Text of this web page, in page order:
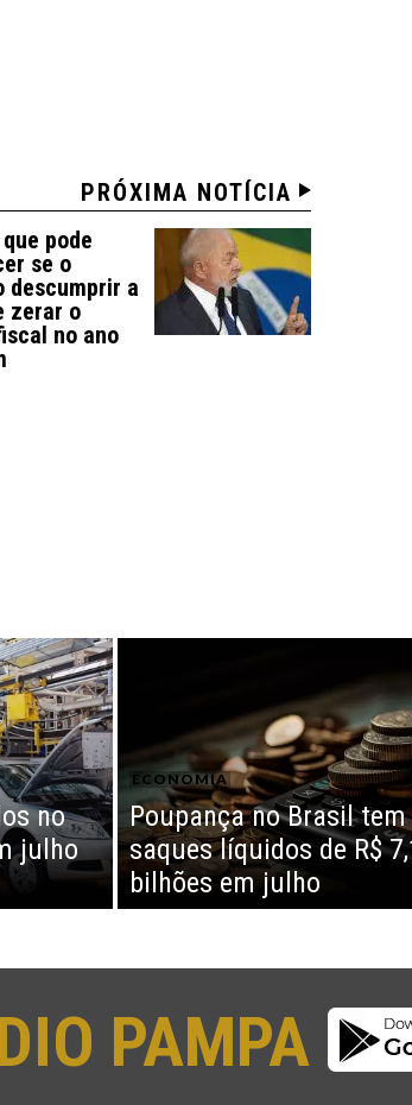
PRÓXIMA NOTÍCIA
pode
se o
descumprir a
zerar o
no ano
no
julho
ECONOMIA
Poupança no Brasil tem
saques líquidos de R$
bilhões em julho
PAMPA